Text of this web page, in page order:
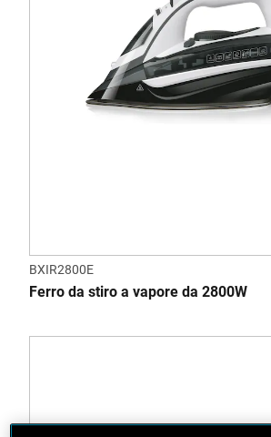
BXIR2800E
Ferro da stiro a vapore da 2800W